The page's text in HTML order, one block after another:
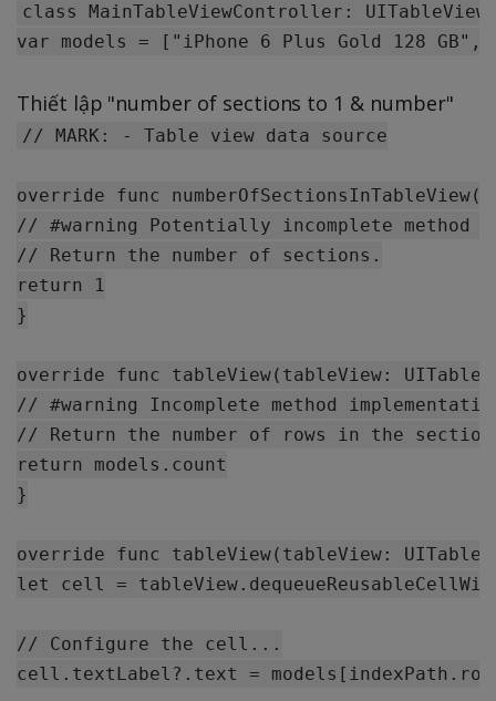
class MainTableViewController:
Thiết lập "number of sections to 1 & number"
// MARK: - Table view data source
override func
// #warning Potentially incomplete method
// Return the number of sections.
return 1
}
override func tableView(tableView:
// #warning Incomplete method
// Return the number of rows in the
return models.count
}
override func tableView(tableView:
let cell =
// Configure the cell...
cell.textLabel?.text =